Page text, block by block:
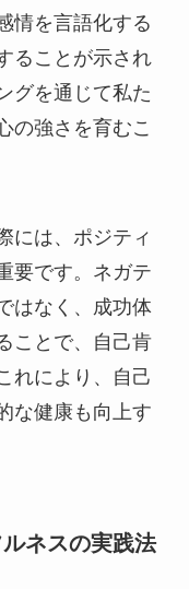
情を言語化する
ることが示され
グを通じて私た
の強さを育むこ
には、ポジティ
要です。ネガテ
はなく、成功体
ことで、自己肯
れにより、自己
な健康も向上す
ネスの実践法